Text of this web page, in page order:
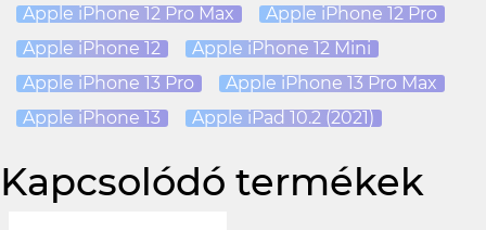
Apple iPhone 12 Pro Max
Apple iPhone 12 Pro
Apple iPhone 12
Apple iPhone 12 Mini
Apple iPhone 13 Pro
Apple iPhone 13 Pro Max
Apple iPhone 13
Apple iPad 10.2 (2021)
Kapcsolódó termékek